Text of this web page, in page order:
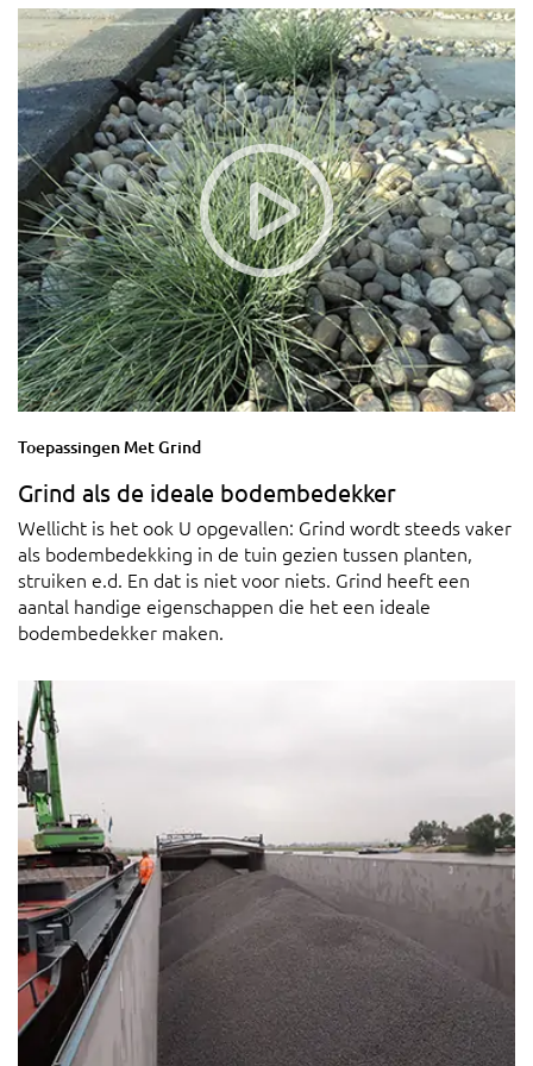
Toepassingen Met Grind
Grind als de ideale bodembedekker
Wellicht is het ook U opgevallen: Grind wordt steeds vaker
als bodembedekking in de tuin gezien tussen planten,
struiken e.d. En dat is niet voor niets. Grind heeft een
aantal handige eigenschappen die het een ideale
bodembedekker maken.